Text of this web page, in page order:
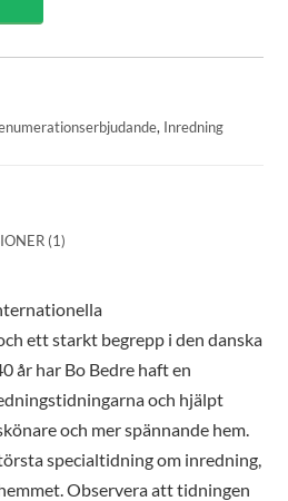
, Inredning
(1)
ett starkt begrepp i den danska
år har Bo Bedre haft en
och hjälpt
och mer spännande hem.
specialtidning om inredning,
Observera att tidningen